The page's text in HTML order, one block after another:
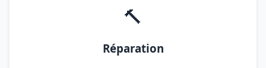
🔨
Réparation